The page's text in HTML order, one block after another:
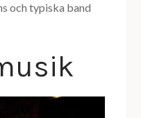
och typiska band